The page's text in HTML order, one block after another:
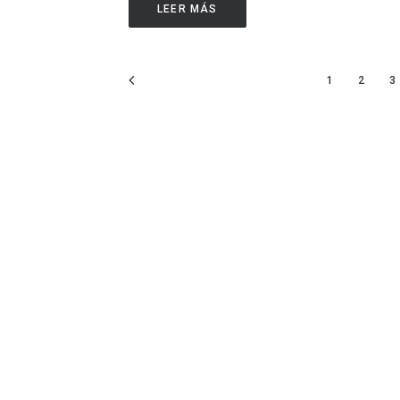
LEER MÁS
1 2 3